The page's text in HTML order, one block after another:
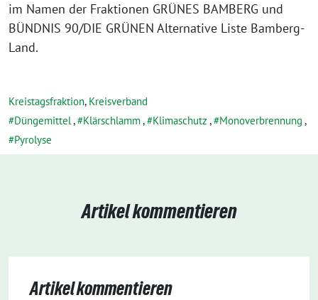
im Namen der Fraktionen GRÜNES BAMBERG und
BÜNDNIS 90/DIE GRÜNEN Alternative Liste Bamberg-
Land.
Kreistagsfraktion, Kreisverband
Düngemittel, Klärschlamm, Klimaschutz , Monoverbrennung ,
Pyrolyse
Artikel kommentieren
Artikel kommentieren